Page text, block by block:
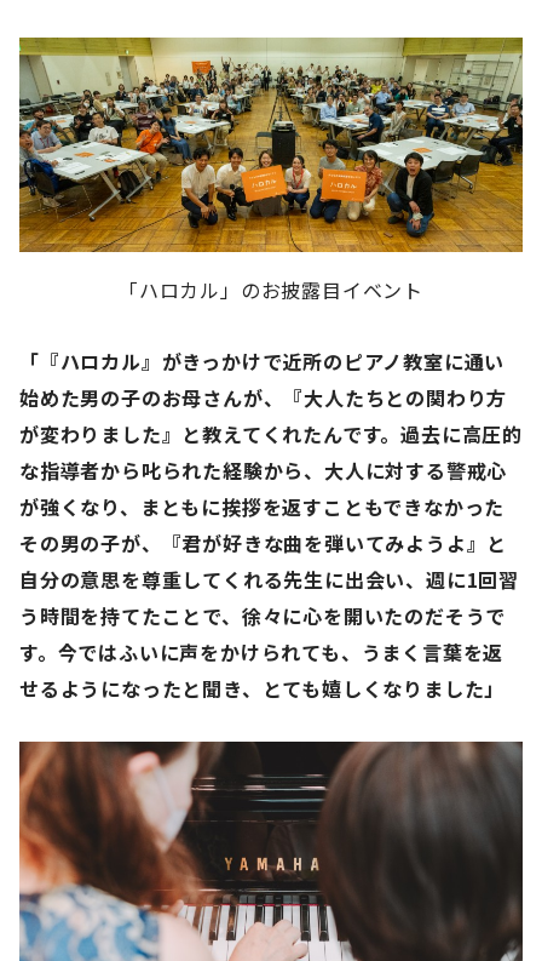
「ハロカル」のお披露目イベント
「『ハロカル』がきっかけで近所のピアノ教室に通い
始めた男の子のお母さんが、『大人たちとの関わり方
が変わりました』と教えてくれたんです。過去に高圧的
な指導者から叱られた経験から、大人に対する警戒心
が強くなり、まともに挨拶を返すこともできなかった
その男の子が、『君が好きな曲を弾いてみようよ』と
自分の意思を尊重してくれる先生に出会い、週に1回習
う時間を持てたことで、徐々に心を開いたのだそうで
す。今ではふいに声をかけられても、うまく言葉を返
せるようになったと聞き、とても嬉しくなりました」